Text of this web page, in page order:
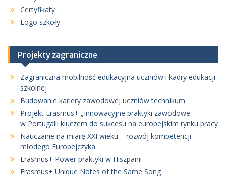
Certyfikaty
Logo szkoły
Projekty zagraniczne
Zagraniczna mobilność edukacyjna uczniów i kadry edukacji
szkolnej
Budowanie kariery zawodowej uczniów technikum
Projekt Erasmus+ „Innowacyjne praktyki zawodowe
w Portugalii kluczem do sukcesu na europejskim rynku pracy
Nauczanie na miarę XXI wieku – rozwój kompetencji
młodego Europejczyka
Erasmus+ Power praktyki w Hiszpanii
Erasmus+ Unique Notes of the Same Song